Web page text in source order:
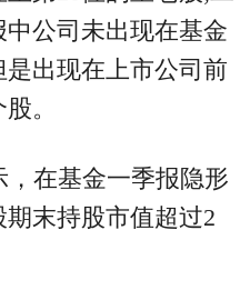
公司未出现在基金
出现在上市公司前
。
在基金一季报隐形
末持股市值超过2